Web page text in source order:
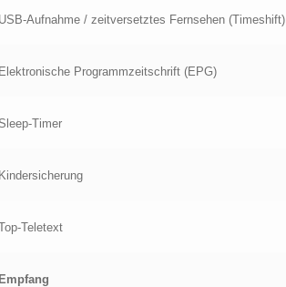
USB-Aufnahme / zeitversetztes Fernsehen (Timeshift)
Elektronische Programmzeitschrift (EPG)
Timer
Kindersicherung
Teletext
Empfang